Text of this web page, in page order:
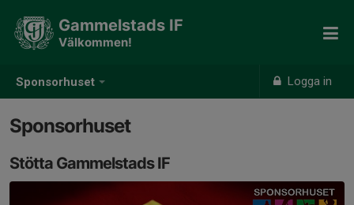
Sponsorhuset Logga in
Gammelstads IF
Välkommen!
Sponsorhuset
Stötta Gammelstads IF